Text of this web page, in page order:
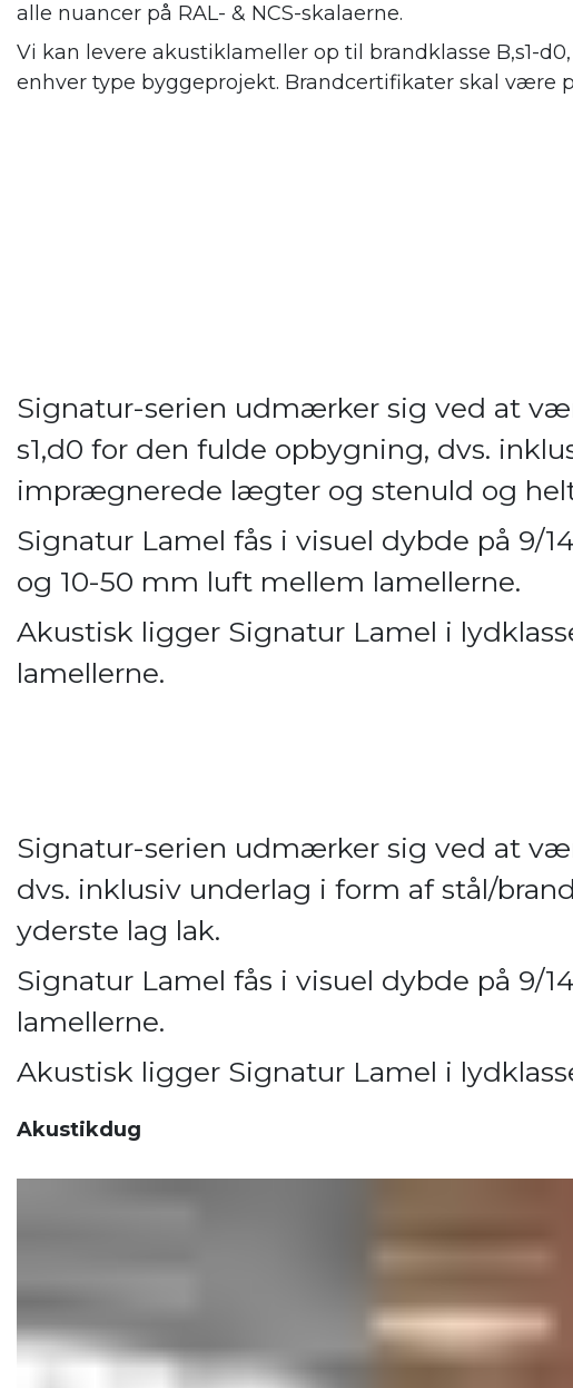
alle nuancer på RAL- & NCS-skalaerne.
Vi kan levere akustiklameller op til brandklasse B,s1-
enhver type byggeprojekt. Brandcertifikater skal være
Signatur-serien udmærker sig ved at
s1,d0 for den fulde opbygning, dvs.
imprægnerede lægter og stenuld og
Signatur Lamel fås i visuel dybde på 9/
og 10-50 mm luft mellem lamellerne.
Akustisk ligger Signatur Lamel i
lamellerne.
Signatur-serien udmærker sig ved at
dvs. inklusiv underlag i form af stål/
yderste lag lak.
Signatur Lamel fås i visuel dybde på 9/
lamellerne.
Akustisk ligger Signatur Lamel i
Akustikdug